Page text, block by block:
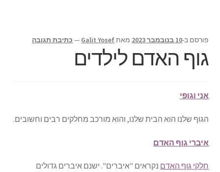
פורסם ב-10 בנובמבר 2023 מאתGalit Yosef
— כתיבת תגובה
גוף האדם לילדים
אני וגופי
הגוף שלנו הוא הבית שלנו, והוא מורכב מחלקים רבים וחשובים.
איברי גוף האדם
חלקי גוף האדם נקראים "איברים". ישנם איברים גדולים